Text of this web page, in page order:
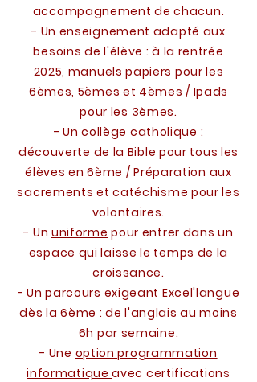
accompagnement de chacun.
- Un enseignement adapté aux
besoins de l'élève : à la rentrée
2025, manuels papiers pour les
6èmes, 5èmes et 4èmes / Ipads
pour les 3èmes.
- Un collège catholique :
découverte de la Bible pour tous les
élèves en 6ème /Préparation aux
sacrements et catéchisme pour les
volontaires.
- Un uniforme pour entrer dans un
espace qui laisse le temps de la
croissance.
- Un parcours exigeant Excel'langue
dès la 6ème : de l'anglais au moins
6h par semaine.
- Une option programmation
informatiqueavec certifications